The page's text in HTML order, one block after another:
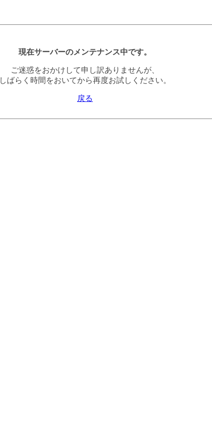
現在サーバーのメンテナンス中です。
ご迷惑をおかけして申し訳ありませんが、
しばらく時間をおいてから再度お試しください。
戻る